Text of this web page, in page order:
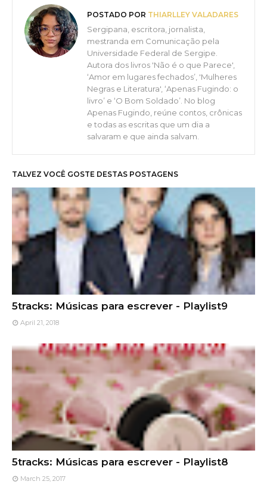
POSTADO POR THIARLLEY VALADARES
Sergipana, escritora, jornalista,
mestranda em Comunicação pela
Universidade Federal de Sergipe.
Autora dos livros 'Não é o que Parece',
‘Amor em lugares fechados’, 'Mulheres
Negras e Literatura', ‘Apenas Fugindo: o
livro’ e ‘O Bom Soldado’. No blog
Apenas Fugindo, reúne contos, crônicas
e todas as escritas que um dia a
salvaram e que ainda salvam.
TALVEZ VOCÊ GOSTE DESTAS POSTAGENS
5tracks: Músicas para escrever - Playlist9
April 21, 2018
5tracks: Músicas para escrever - Playlist8
March 25, 2017